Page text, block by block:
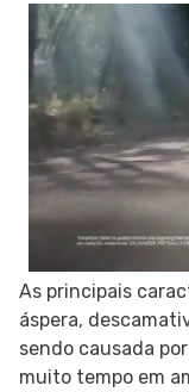
As principais
áspera,
sendo causada
muito tempo em